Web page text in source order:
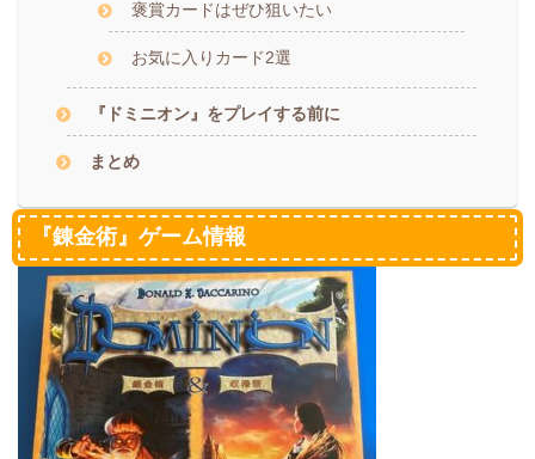
褒賞カードはぜひ狙いたい
お気に入りカード2選
『ドミニオン』をプレイする前に
まとめ
『錬金術』ゲーム情報